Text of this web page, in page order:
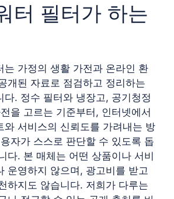
터 필터가 하는
는 가정의 생활 가전과 온라인 환
개된 자료로 점검하고 정리하는
다. 정수 필터와 냉장고, 공기청정
을 고르는 기준부터, 인터넷에서
와 서비스의 신뢰도를 가려내는 방
자가 스스로 판단할 수 있도록 돕
다. 본 매체는 어떤 상품이나 서비
운영하지 않으며, 광고비를 받고
하지도 않습니다. 저희가 다루는